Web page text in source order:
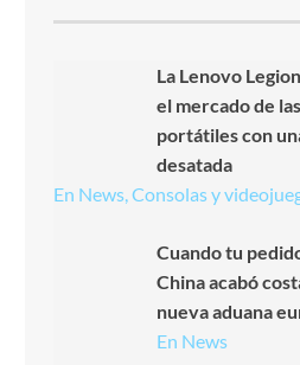
La Lenovo
el mercado de
portátiles con
desatada
En News, Consolas y
Cuando tu
China acabó
nueva aduana
En News